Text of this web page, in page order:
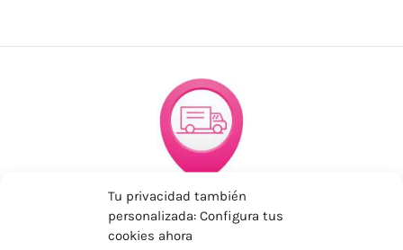
Tu privacidad también
personalizada: Configura tus
cookies ahora
ENVÍOS ECONÓMICOS
Para Península, resto consultar